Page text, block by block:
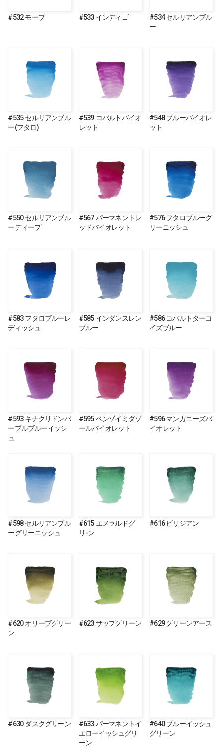
#532 モーブ #533 インディゴ
#534 セルリアンブル
ー
#535 セルリアンブル
ー(フタロ)
#539 コバルトバイオ
レット
#548 ブルーバイオレ
ット
#550 セルリアンブル
ーディープ
#567 パーマネントレ
ッドバイオレット
#576 フタロブルーグ
リーニッシュ
#583 フタロブルーレ
ディッシュ
#585 インダンスレン
ブルー
#586 コバルトターコ
イズブルー
#593 キナクリドンパ
ープルブルーイッシ
ュ
#595 ベンゾイミダゾ
ールバイオレット
#596 マンガニーズバ
イオレット
#598 セルリアンブル
ーグリーニッシュ
#615 エメラルドグ
リ-ン
#616 ビリジアン
#620 オリーブグリー
ン
#623 サップグリーン #629 グリーンアース
#630 ダスクグリーン
#633 パーマネントイ
エローイッシュグリ
ーン
#640 ブルーイッシュ
グリーン